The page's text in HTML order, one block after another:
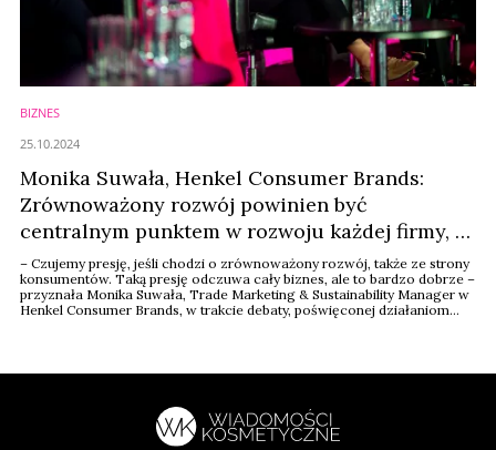
BIZNES
Monika Suwała, Henkel Consumer Brands:
Zrównoważony rozwój powinien być
centralnym punktem w rozwoju każdej firmy, to
korzyść dla konsumentów [FBK2024]
– Czujemy presję, jeśli chodzi o zrównoważony rozwój, także ze strony
konsumentów. Taką presję odczuwa cały biznes, ale to bardzo dobrze –
przyznała Monika Suwała, Trade Marketing & Sustainability Manager w
Henkel Consumer Brands, w trakcie debaty, poświęconej działaniom
25.10.2024